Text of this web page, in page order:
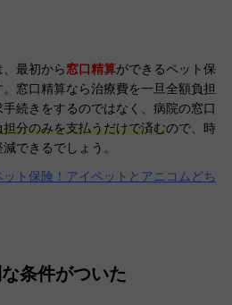
最初から窓口精算ができるペット保
窓口精算なら治療費を一旦全額負担
続きをするのではなく、病院の窓口
担分のみを支払うだけで済むので、時
できるでしょう。
ト保険！アイペットとアニコムどち
条件がついた